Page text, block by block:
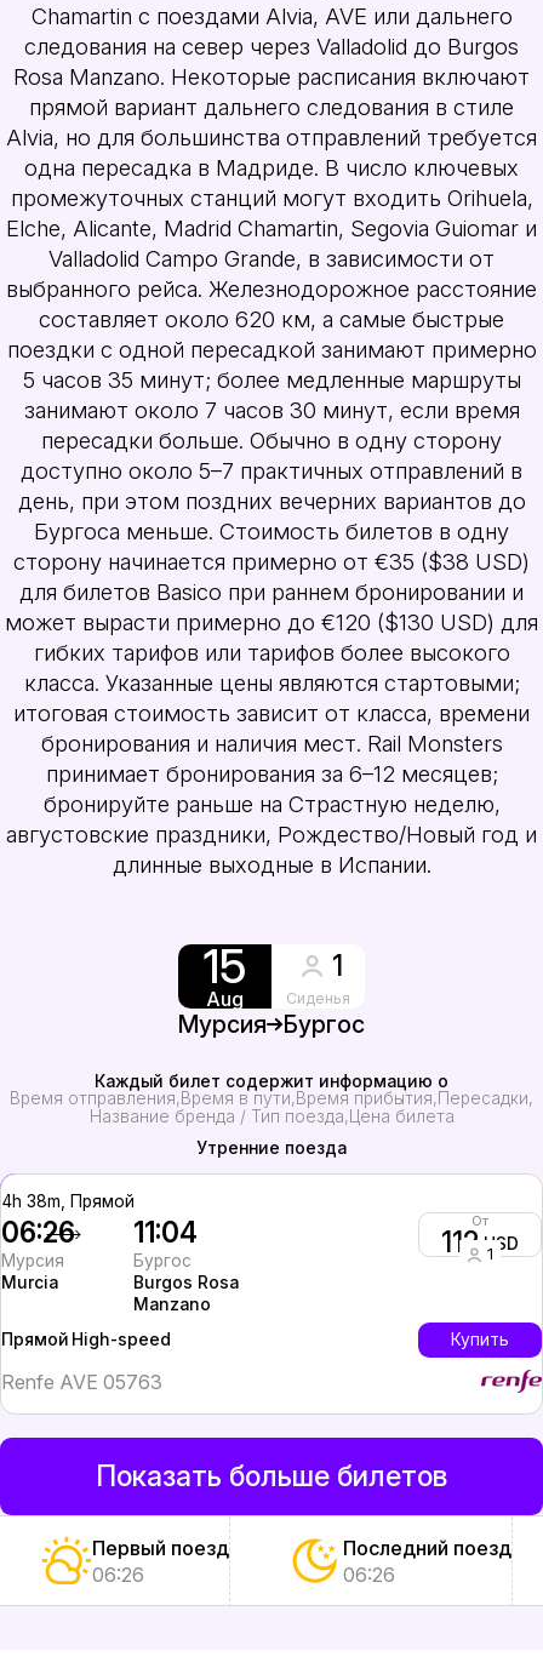
Chamartin с поездами Alvia, AVE или дальнего
следования на север через Valladolid до Burgos
Rosa Manzano. Некоторые расписания включают
прямой вариант дальнего следования в стиле
Alvia, но для большинства отправлений требуется
одна пересадка в Мадриде. В число ключевых
промежуточных станций могут входить Orihuela,
Elche, Alicante, Madrid Chamartin, Segovia Guiomar и
Valladolid Campo Grande, в зависимости от
выбранного рейса. Железнодорожное расстояние
составляет около 620 км, а самые быстрые
поездки с одной пересадкой занимают примерно
5 часов 35 минут; более медленные маршруты
занимают около 7 часов 30 минут, если время
пересадки больше. Обычно в одну сторону
доступно около 5–7 практичных отправлений в
день, при этом поздних вечерних вариантов до
Бургоса меньше. Стоимость билетов в одну
сторону начинается примерно от €35 ($38 USD)
для билетов Basico при раннем бронировании и
может вырасти примерно до €120 ($130 USD) для
гибких тарифов или тарифов более высокого
класса. Указанные цены являются стартовыми;
итоговая стоимость зависит от класса, времени
бронирования и наличия мест. Rail Monsters
принимает бронирования за 6–12 месяцев;
бронируйте раньше на Страстную неделю,
августовские праздники, Рождество/Новый год и
длинные выходные в Испании.
15
Aug
1
Сиденья
Мурсия Бургос
Каждый билет содержит информацию о
Время отправления Время в пути Время прибытия Пересадки
Название бренда / Тип поезда Цена билета
Утренние поезда
4h 38m, Прямой
06:26
Мурсия
Murcia
11:04
Бургос
Burgos Rosa
Manzano
От
112 USD
1
Прямой High-speed Купить
Renfe AVE 05763
Показать больше билетов
Первый поезд
06:26
Последний поезд
06:26